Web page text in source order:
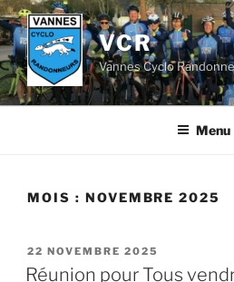
Aller
au
contenu
principal
VCR
Vannes Cyclo
Menu
MOIS : NOVEMBRE 2025
PUBLIÉ
LE
22 NOVEMBRE 2025
Réunion pour Tous